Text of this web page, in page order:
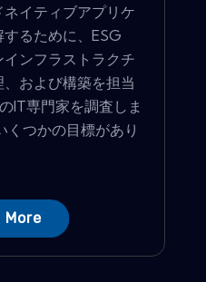
イティブアプリケ
るために、ESG
ンフラストラクチ
および構築を担当
IT専門家を調査しま
くつかの目標があり
More